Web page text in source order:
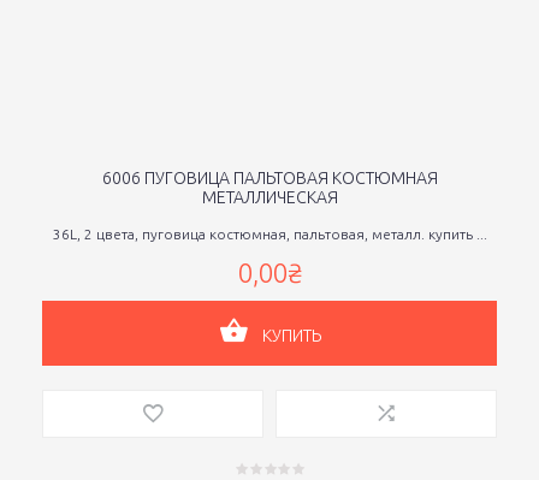
6006 ПУГОВИЦА ПАЛЬТОВАЯ КОСТЮМНАЯ
МЕТАЛЛИЧЕСКАЯ
36L, 2 цвета, пуговица костюмная, пальтовая, металл. купить ...
0,00₴
КУПИТЬ